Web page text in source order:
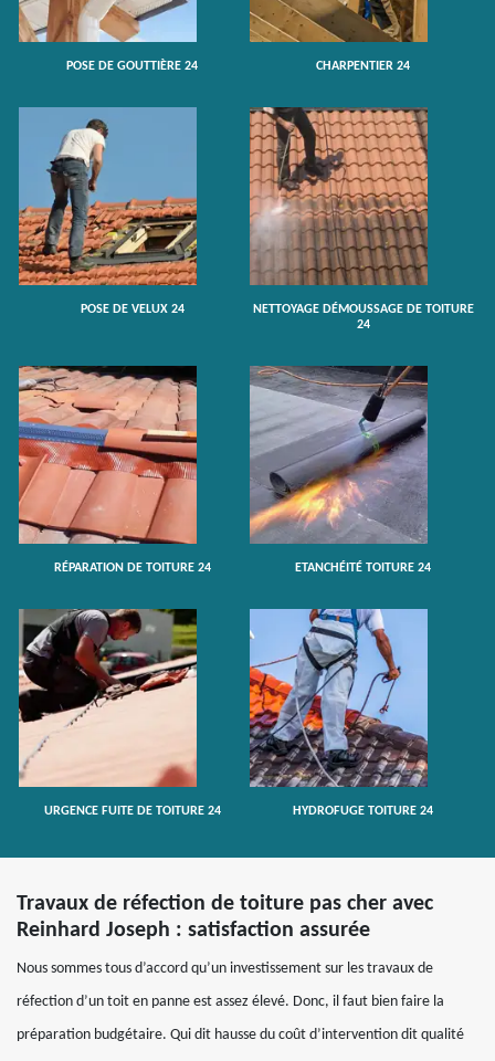
POSE DE GOUTTIÈRE 24 CHARPENTIER 24
POSE DE VELUX 24
NETTOYAGE DÉMOUSSAGE DE TOITURE
24
RÉPARATION DE TOITURE 24 ETANCHÉITÉ TOITURE 24
URGENCE FUITE DE TOITURE 24 HYDROFUGE TOITURE 24
Travaux de réfection de toiture pas cher avec
Reinhard Joseph : satisfaction assurée
Nous sommes tous d’accord qu’un investissement sur les travaux de
réfection d’un toit en panne est assez élevé. Donc, il faut bien faire la
préparation budgétaire. Qui dit hausse du coût d’intervention dit qualité